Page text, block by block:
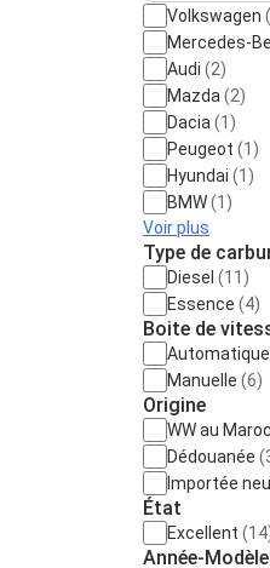
Volkswagen
Mercedes-
Audi (2)
Mazda (2)
Dacia (1)
Peugeot (1)
Hyundai (1)
BMW(1)
Voir plus
Type de
Diesel (11)
Essence (4)
Boite de
Automatique
Manuelle (6)
Origine
WW au Maroc
Dédouanée
Importée
État
Excellent
Année-Modèle